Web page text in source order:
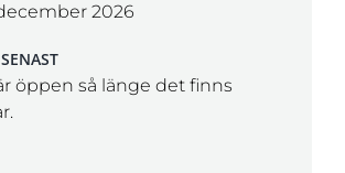
2026
öppen så länge det finns